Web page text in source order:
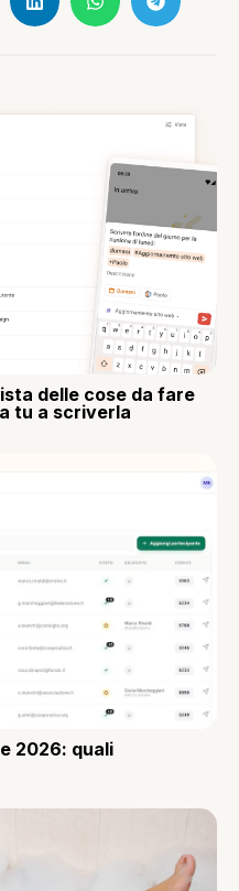
delle cose da fare
tu a scriverla
2026: quali